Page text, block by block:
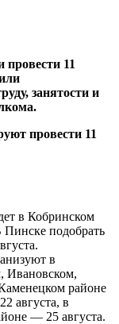
провести 11
занятости и
в Кобринском
Пинске подобрать
в
Ивановском,
районе
августа, в
— 25 августа.